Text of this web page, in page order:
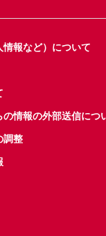
報など）について
情報の外部送信につ
調整